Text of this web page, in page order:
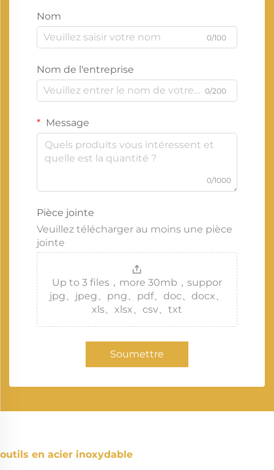
Nom
0/100
Nom de l'entreprise
0/200
Message
0/1000
Pièce jointe
Veuillez télécharger au moins une pièce
jointe
Up to 3 files，more 30mb，suppor
jpg、jpeg、png、pdf、doc、docx、
xls、xlsx、csv、txt
Soumettre
outils en acier inoxydable